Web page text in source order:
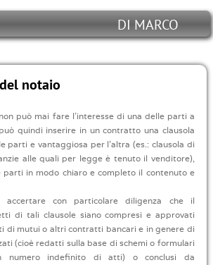
DI MARCO
STUDIO NOTARILE
notaio
può mai fare l'interesse di una delle parti a
quindi inserire in un contratto una clausola
parti e vantaggiosa per l'altra (es.: clausola di
alle quali per legge è tenuto il venditore),
parti in modo chiaro e completo il contenuto e
accertare con particolare diligenza che il
di tali clausole siano compresi e approvati
di mutui o altri contratti bancari e in genere di
(cioè redatti sulla base di schemi o formulari
numero indefinito di atti) o conclusi da